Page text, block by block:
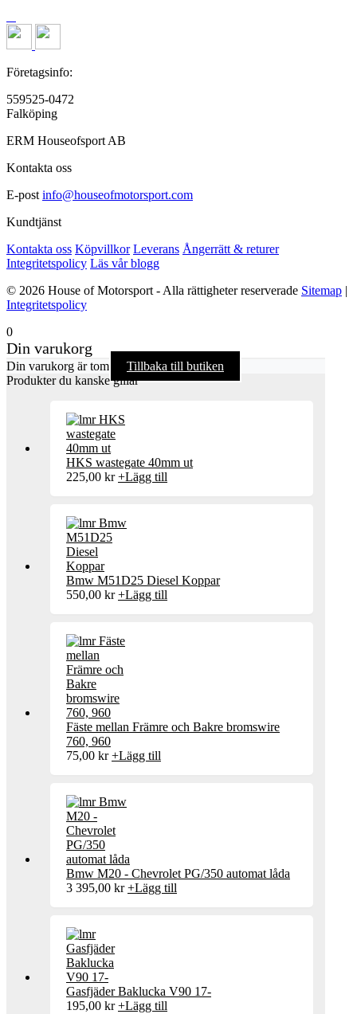
Företagsinfo:
559525-0472
Falköping
ERM Houseofsport AB
Kontakta oss
E-post info@houseofmotorsport.com
Kundtjänst
Kontakta oss Köpvillkor Leverans Ångerrätt & returer
Integritetspolicy Läs vår blogg
© 2026 House of Motorsport - Alla rättigheter reserverade Sitemap |
Integritetspolicy
0
Din varukorg
Din varukorg är tom
Tillbaka till butiken
Produkter du kanske gillar
HKS wastegate 40mm ut
225,00 kr +Lägg till
Bmw M51D25 Diesel Koppar
550,00 kr +Lägg till
Fäste mellan Främre och Bakre bromswire
760, 960
75,00 kr +Lägg till
Bmw M20 - Chevrolet PG/350 automat låda
3 395,00 kr +Lägg till
Gasfjäder Baklucka V90 17-
195,00 kr +Lägg till